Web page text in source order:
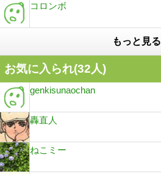
コロンボ
もっと見る
お気に入られ(32人)
genkisunaochan
轟直人
ねこミー